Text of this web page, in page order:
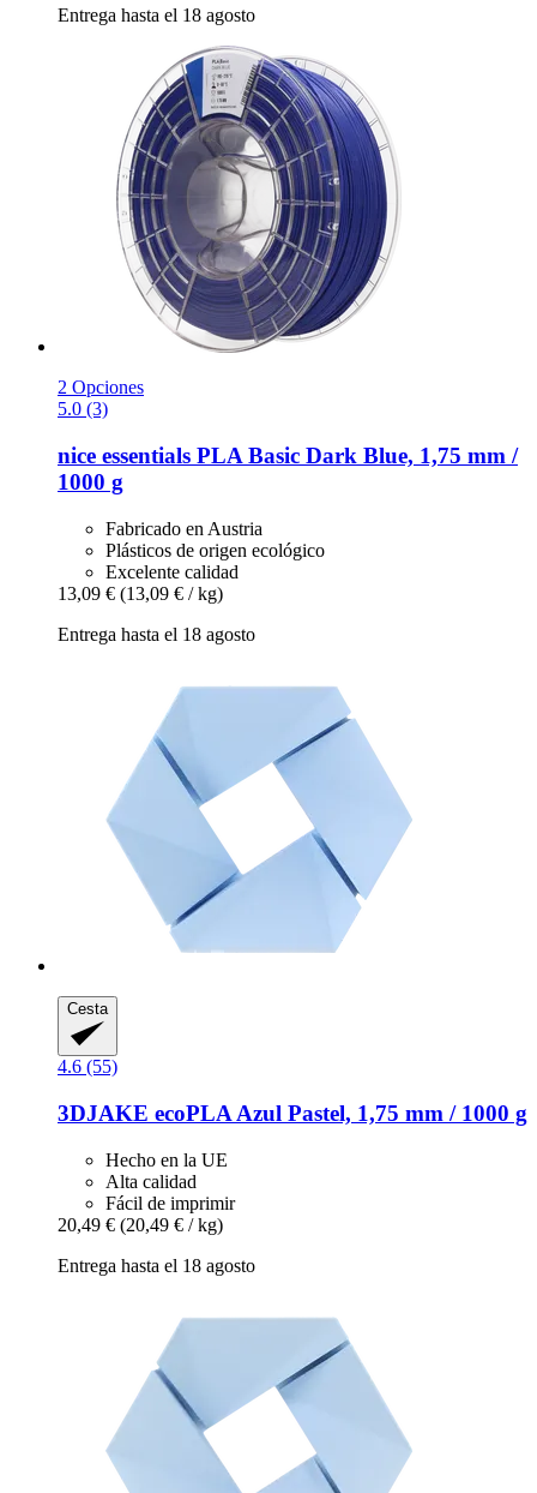
Entrega hasta el 18 agosto
2 Opciones
5.0 (3)
nice essentials PLA Basic Dark Blue, 1,75 mm /
1000 g
Fabricado en Austria
Plásticos de origen ecológico
Excelente calidad
13,09 € (13,09 € / kg)
Entrega hasta el 18 agosto
Cesta
4.6 (55)
3DJAKE ecoPLA Azul Pastel, 1,75 mm / 1000 g
Hecho en la UE
Alta calidad
Fácil de imprimir
20,49 € (20,49 € / kg)
Entrega hasta el 18 agosto